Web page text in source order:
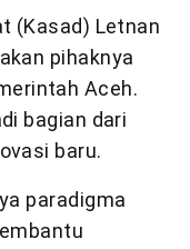
(Kasad) Letnan
pihaknya
Aceh.
bagian dari
baru.
paradigma